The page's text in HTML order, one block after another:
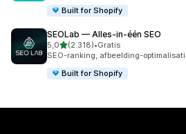
Built for Shopify
SEOLab — Alles‑in‑één SEO
5,0van 5 sterren
(2.318)
2318 recensies in totaal
•Gratis
SEO-ranking, afbeelding-
Built for Shopify